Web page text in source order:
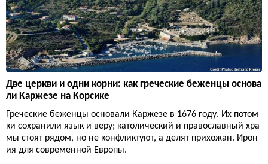
Две церкви и одни корни: как греческие беженцы основа
ли Каржезе на Корсике
Греческие беженцы основали Каржезе в 1676 году. Их потом
ки сохранили язык и веру; католический и православный хра
мы стоят рядом, но не конфликтуют, а делят прихожан. Ирон
ия для современной Европы.